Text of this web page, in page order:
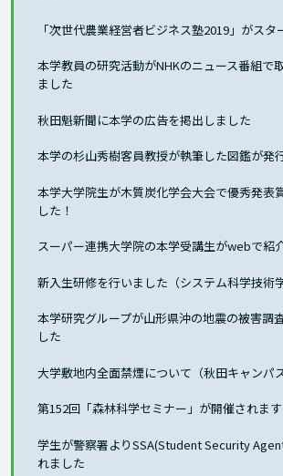
「次世代農業経営者ビジネス塾2019」がスタ
本学教員の研究活動がNHKのニュース番組で
ました
秋田魁新聞に本学の広告を掲出しました
本学の杉山秀樹客員教授が執筆した図鑑が発
本学大学院生が木質炭化学会大会で優秀発表
した！
スーパー連携大学院の本学受講生がwebで紹
新入生研修を行いました（システム科学技術学
本学研究グループが山形県沖の地震の被害調
した
大学敷地内全面禁煙について（秋田キャンパス
第152回「森林科学セミナー」が開催されます
学生が警察署よりSSA(Student Security
れました